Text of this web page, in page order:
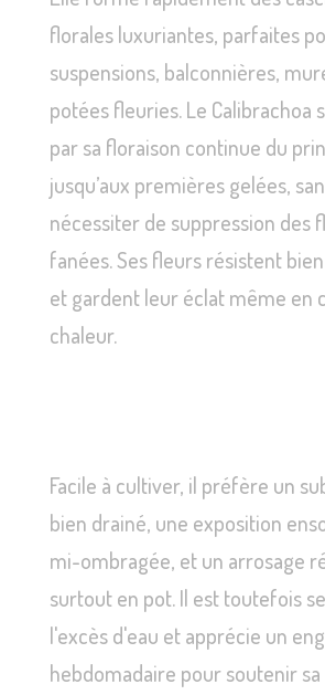
florales luxuriantes, parfaites
suspensions, balconnières,
potées fleuries. Le Calibrachoa
par sa floraison continue du
jusqu’aux premières gelées,
nécessiter de suppression des
fanées. Ses fleurs résistent
et gardent leur éclat même en
chaleur.
Facile à cultiver, il préfère un
bien drainé, une exposition
mi-ombragée, et un arrosage
surtout en pot. Il est toutefois
l'excès d'eau et apprécie un
hebdomadaire pour soutenir